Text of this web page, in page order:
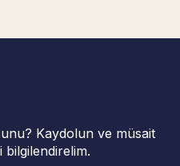
Kaydolun ve müsait